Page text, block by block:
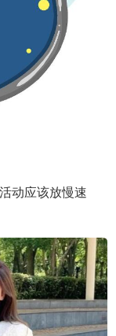
动应该放慢速